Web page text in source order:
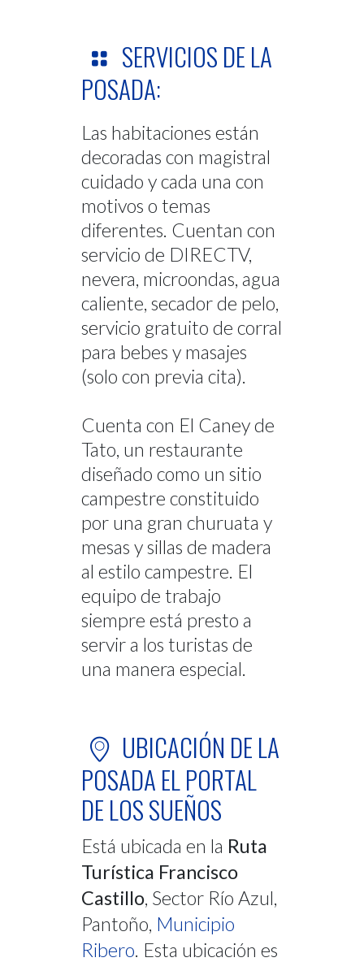
SERVICIOS DE LA
POSADA:
Las habitaciones están
decoradas con magistral
cuidado y cada una con
motivos o temas
diferentes. Cuentan con
servicio de DIRECTV,
nevera, microondas, agua
caliente, secador de pelo,
servicio gratuito de corral
para bebes y masajes
(solo con previa cita).
Cuenta con El Caney de
Tato, un restaurante
diseñado como un sitio
campestre constituido
por una gran churuata y
mesas y sillas de madera
al estilo campestre. El
equipo de trabajo
siempre está presto a
servir a los turistas de
una manera especial.
UBICACIÓN DE LA
POSADA EL PORTAL
DE LOS SUEÑOS
Está ubicada en la Ruta
Turística Francisco
Castillo , Sector Río Azul,
Pantoño, Municipio
Ribero . Esta ubicación es